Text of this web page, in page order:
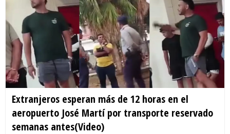
Extranjeros esperan más de 12 horas en el
aeropuerto José Martí por transporte reservado
semanas antes(Video)